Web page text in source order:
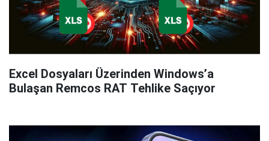
Excel Dosyaları Üzerinden Windows’a
Bulaşan Remcos RAT Tehlike Saçıyor